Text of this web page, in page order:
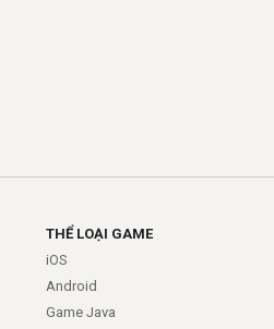
THỂ LOẠI GAME
iOS
Android
Game Java